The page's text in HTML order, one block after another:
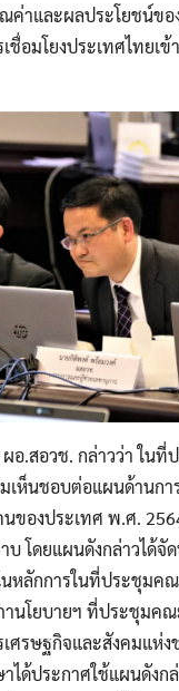
ค่าและผลประโยชน์ขอ
อมโยงประเทศไทยเ
อ.สอวช. กล่าวว่า ในที่
มเห็นชอบต่อแผนด้านก
ของประเทศ พ.ศ.
โดยแผนดังกล่าวได้จั
หลักการในที่ประชุมค
นโยบายฯ ที่ประชุมค
ศรษฐกิจและสังคมแห่
ได้ประกาศใช้แผนดังก